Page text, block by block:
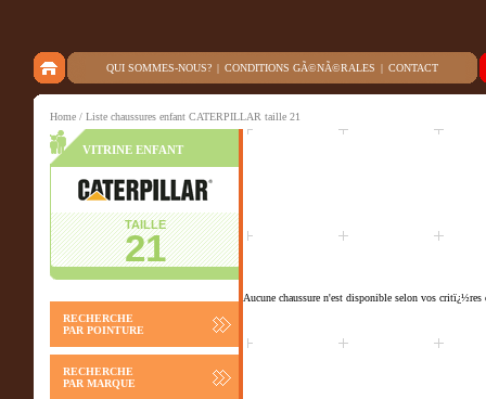
QUI SOMMES-NOUS? | CONDITIONS GÃ©NÃ©RALES | CONTACT
Home / Liste chaussures enfant CATERPILLAR taille 21
VITRINE ENFANT
TAILLE
21
RECHERCHE
PAR POINTURE
RECHERCHE
PAR MARQUE
Aucune chaussure n'est disponible selon vos critï¿½res